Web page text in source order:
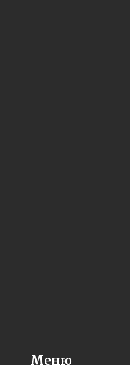
Меню